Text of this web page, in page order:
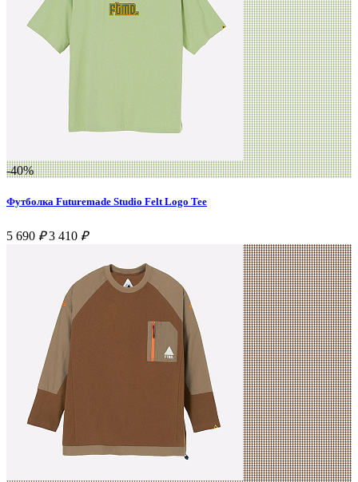
-40%
Футболка Futuremade Studio Felt Logo Tee
5 690 ₽ 3 410 ₽